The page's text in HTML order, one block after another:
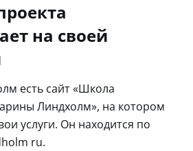
на своей
есть сайт «Школа
Линдхолм», на котором
услуги. Он находится по
ru.